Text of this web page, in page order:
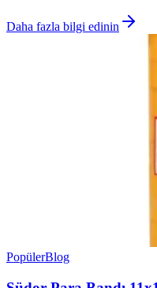
Daha fazla bilgi edinin
PopülerBlog